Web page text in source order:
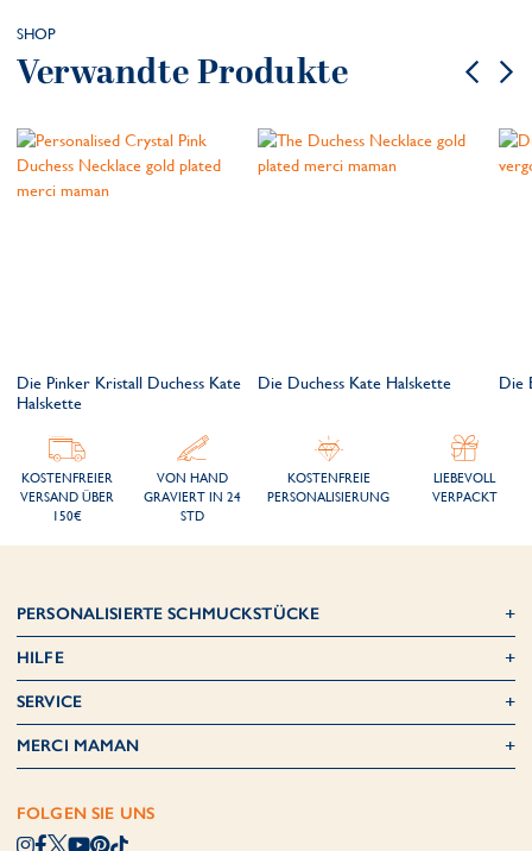
SHOP
Verwandte Produkte
Die Pinker Kristall Duchess Kate
Halskette
Die Duchess Kate Halskette Die
KOSTENFREIER
VERSAND ÜBER
150€
VON HAND
GRAVIERT IN 24
STD
KOSTENFREIE
PERSONALISIERUNG
LIEBEVOLL
VERPACKT
PERSONALISIERTE SCHMUCKSTÜCKE
HILFE
SERVICE
MERCI MAMAN
FOLGEN SIE UNS